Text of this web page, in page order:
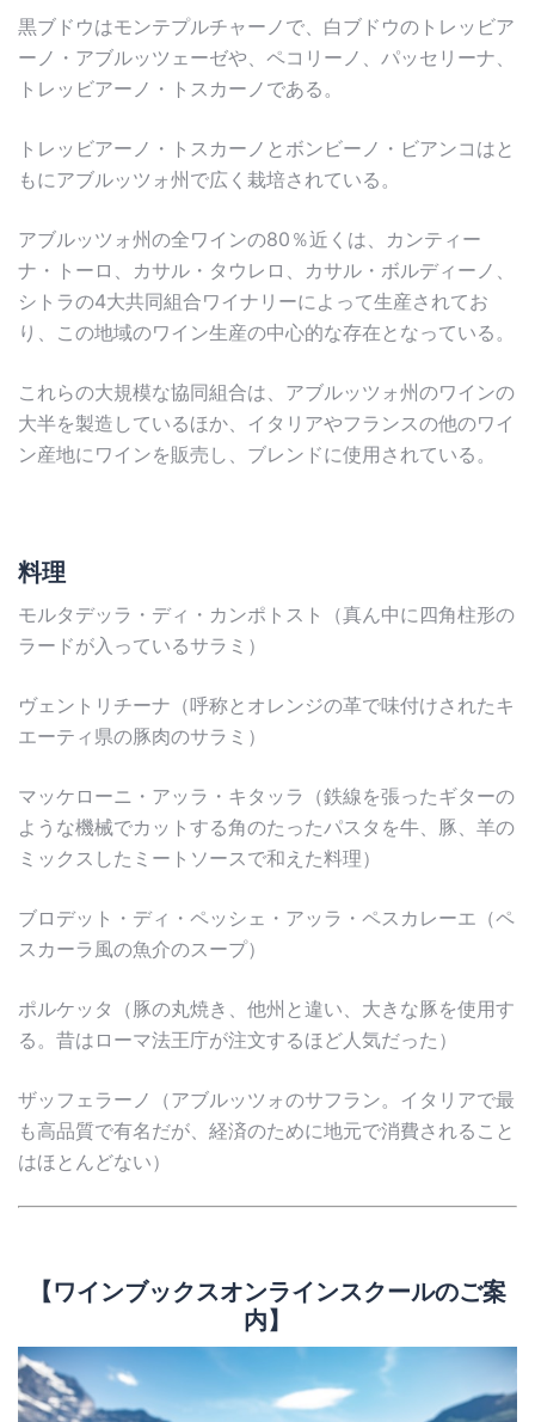
黒ブドウはモンテプルチャーノで、白ブドウのトレッビア
ーノ・アブルッツェーゼや、ペコリーノ、パッセリーナ、
トレッビアーノ・トスカーノである。
トレッビアーノ・トスカーノとボンビーノ・ビアンコはと
もにアブルッツォ州で広く栽培されている。
アブルッツォ州の全ワインの80％近くは、カンティー
ナ・トーロ、カサル・タウレロ、カサル・ボルディーノ、
シトラの4大共同組合ワイナリーによって生産されてお
り、この地域のワイン生産の中心的な存在となっている。
これらの大規模な協同組合は、アブルッツォ州のワインの
大半を製造しているほか、イタリアやフランスの他のワイ
ン産地にワインを販売し、ブレンドに使用されている。
料理
モルタデッラ・ディ・カンポトスト（真ん中に四角柱形の
ラードが入っているサラミ）
ヴェントリチーナ（呼称とオレンジの革で味付けされたキ
エーティ県の豚肉のサラミ）
マッケローニ・アッラ・キタッラ（鉄線を張ったギターの
ような機械でカットする角のたったパスタを牛、豚、羊の
ミックスしたミートソースで和えた料理）
ブロデット・ディ・ペッシェ・アッラ・ペスカレーエ（ペ
スカーラ風の魚介のスープ）
ポルケッタ（豚の丸焼き、他州と違い、大きな豚を使用す
る。昔はローマ法王庁が注文するほど人気だった）
ザッフェラーノ（アブルッツォのサフラン。イタリアで最
も高品質で有名だが、経済のために地元で消費されること
はほとんどない）
【ワインブックスオンラインスクールのご案
内】